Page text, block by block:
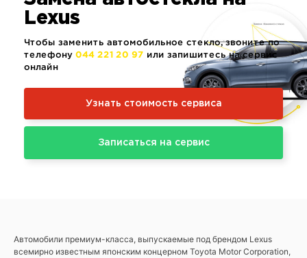
Lexus
Чтобы заменить автомобильное стекло, звоните по
телефону044 221 20 97 или запишитесь на сервис
онлайн
Узнать стоимость сервиса
Записаться на сервис
Автомобили премиум-класса, выпускаемые под брендом Lexus
всемирно известным японским концерном Toyota Motor Corporation,